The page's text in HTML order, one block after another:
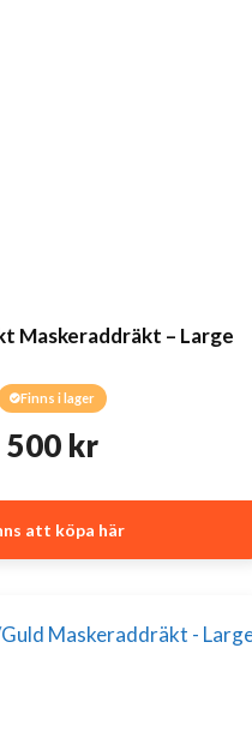
Maskeraddräkt – Large
Finns i lager
500 kr
att köpa här